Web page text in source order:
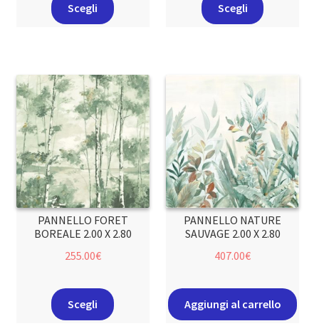
Scegli Scegli
PANNELLO FORET
BOREALE 2.00 X 2.80
255.00€
Scegli
PANNELLO NATURE
SAUVAGE 2.00 X 2.80
407.00€
Aggiungi al carrello